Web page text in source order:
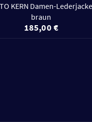
KERN Damen-Lederjacke
braun
185,00 €